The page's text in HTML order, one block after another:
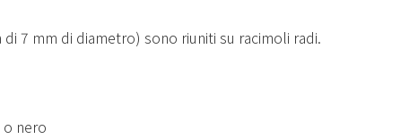
7 mm di diametro) sono riuniti su racimoli radi.
o nero